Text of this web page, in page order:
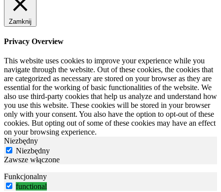
Zamknij
Privacy Overview
This website uses cookies to improve your experience while you
navigate through the website. Out of these cookies, the cookies that
are categorized as necessary are stored on your browser as they are
essential for the working of basic functionalities of the website. We
also use third-party cookies that help us analyze and understand how
you use this website. These cookies will be stored in your browser
only with your consent. You also have the option to opt-out of these
cookies. But opting out of some of these cookies may have an effect
on your browsing experience.
Niezbędny
Niezbędny
Zawsze włączone
Funkcjonalny
functional